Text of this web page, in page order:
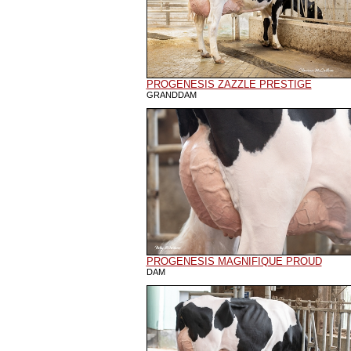
PROGENESIS ZAZZLE PRESTIGE
GRANDDAM
PROGENESIS MAGNIFIQUE PROUD
DAM